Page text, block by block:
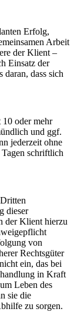
Erfolg,
Arbeit
der Klient –
Einsatz der
dass sich
10 oder mehr
und ggf.
jederzeit ohne
schriftlich
dieser
der Klient hierzu
von
Rechtsgüter
ein, das bei
in Kraft
Leben des
sie die
zu sorgen.